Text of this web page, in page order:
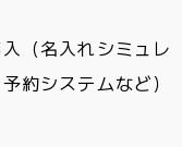
（名入れシミュレ
約システムなど）